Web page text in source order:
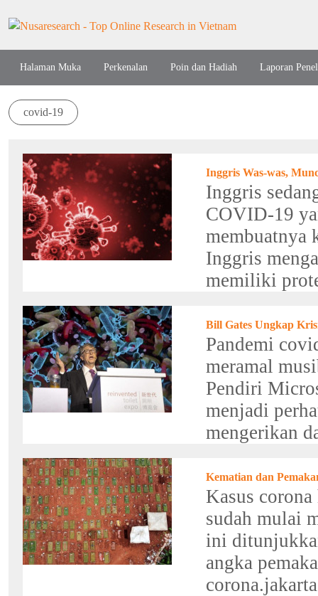
Halaman Muka Perkenalan Poin dan Hadiah Laporan
covid-19
Inggris Was-was,
Inggris
COVID-19
membuatnya
Inggris
memiliki
Bill Gates Ungkap
Pandemi
meramal
Pendiri
menjadi
mengerikan
Kematian dan
Kasus
sudah mulai
ini
angka